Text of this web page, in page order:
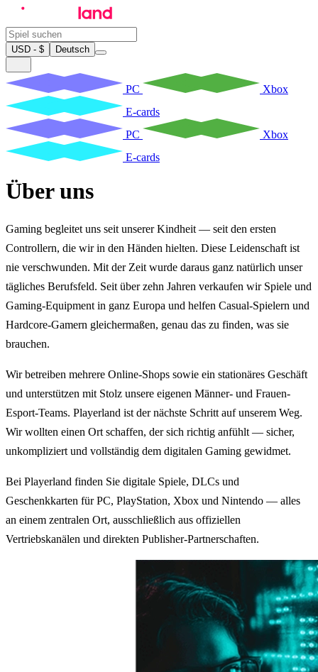
USD - $ Deutsch
PC
Xbox
E-cards
PC
Xbox
E-cards
Über uns
Gaming begleitet uns seit unserer Kindheit — seit den ersten
Controllern, die wir in den Händen hielten. Diese Leidenschaft ist
nie verschwunden. Mit der Zeit wurde daraus ganz natürlich unser
tägliches Berufsfeld. Seit über zehn Jahren verkaufen wir Spiele und
Gaming-Equipment in ganz Europa und helfen Casual-Spielern und
Hardcore-Gamern gleichermaßen, genau das zu finden, was sie
brauchen.
Wir betreiben mehrere Online-Shops sowie ein stationäres Geschäft
und unterstützen mit Stolz unsere eigenen Männer- und Frauen-
Esport-Teams. Playerland ist der nächste Schritt auf unserem Weg.
Wir wollten einen Ort schaffen, der sich richtig anfühlt — sicher,
unkompliziert und vollständig dem digitalen Gaming gewidmet.
Bei Playerland finden Sie digitale Spiele, DLCs und
Geschenkkarten für PC, PlayStation, Xbox und Nintendo — alles
an einem zentralen Ort, ausschließlich aus offiziellen
Vertriebskanälen und direkten Publisher-Partnerschaften.